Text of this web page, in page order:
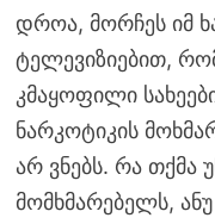
დროა, მორჩეს იმ
ტელევიზიებით,
კმაყოფილი
ნარკოტიკის
არ ვნებს. რა თქმა
მომხმარებელს,